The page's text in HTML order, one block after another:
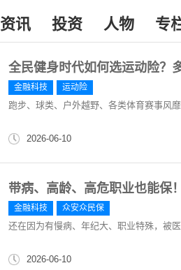
资讯 投资 人物 专
全民健身时代如何选运动险？
金融科技 运动险
跑步、球类、户外越野、各类体育赛事风
2026-06-10
带病、高龄、高危职业也能保
金融科技 众安众民保
还在因为有慢病、年纪大、职业特殊，被医
2026-06-10